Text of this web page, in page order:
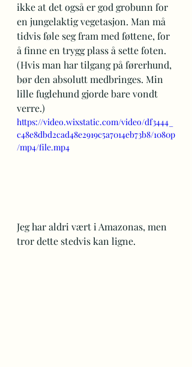
ikke at det også er god grobunn for
en jungelaktig vegetasjon. Man må
tidvis føle seg fram med føttene, for
å finne en trygg plass å sette foten.
(Hvis man har tilgang på førerhund,
bør den absolutt medbringes. Min
lille fuglehund gjorde bare vondt
verre.)
https://video.wixstatic.com/video/df3444_
c48e8dbd2cad48e2919c5a7014eb73b8/1080p
/mp4/file.mp4
Jeg har aldri vært i Amazonas, men
tror dette stedvis kan ligne.